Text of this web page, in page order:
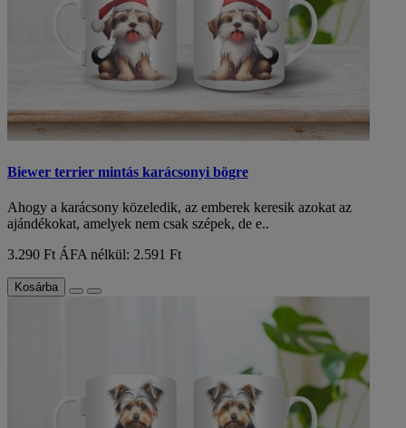
Biewer terrier mintás karácsonyi bögre
Ahogy a karácsony közeledik, az emberek keresik azokat az
ajándékokat, amelyek nem csak szépek, de e..
3.290 Ft ÁFA nélkül: 2.591 Ft
Kosárba